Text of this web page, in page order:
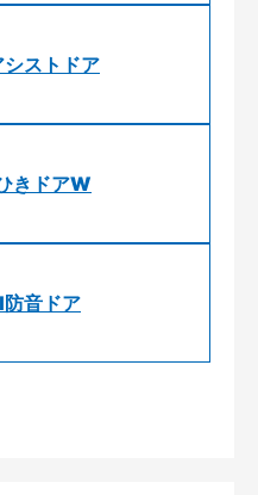
ストドア
きドアW
音ドア